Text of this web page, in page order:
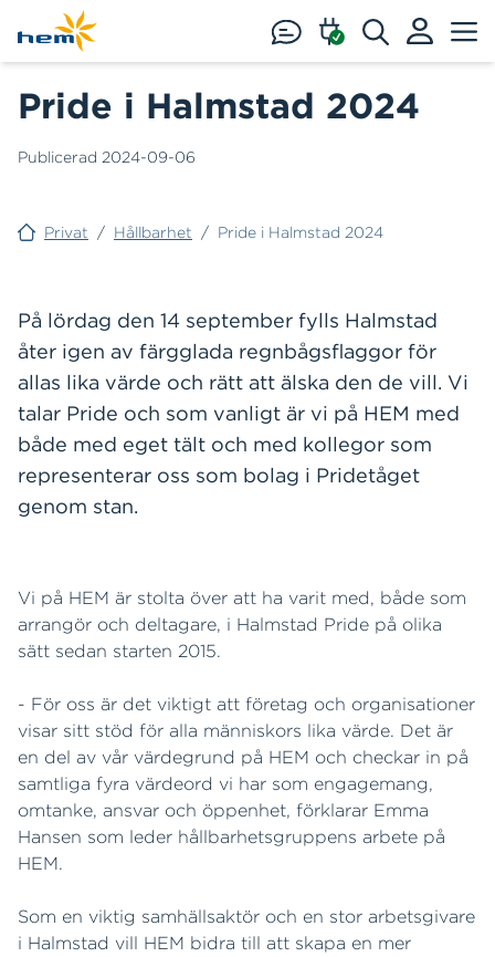
Hoppa till huvudinnehåll
Pride i Halmstad 2024
Publicerad 2024-09-06
Privat / Hållbarhet / Pride i Halmstad 2024
På lördag den 14 september fylls Halmstad
åter igen av färgglada regnbågsflaggor för
allas lika värde och rätt att älska den de vill. Vi
talar Pride och som vanligt är vi på HEM med
både med eget tält och med kollegor som
representerar oss som bolag i Pridetåget
genom stan.
Vi på HEM är stolta över att ha varit med, både som
arrangör och deltagare, i Halmstad Pride på olika
sätt sedan starten 2015.
- För oss är det viktigt att företag och organisationer
visar sitt stöd för alla människors lika värde. Det är
en del av vår värdegrund på HEM och checkar in på
samtliga fyra värdeord vi har som engagemang,
omtanke, ansvar och öppenhet, förklarar Emma
Hansen som leder hållbarhetsgruppens arbete på
HEM.
Som en viktig samhällsaktör och en stor arbetsgivare
i Halmstad vill HEM bidra till att skapa en mer